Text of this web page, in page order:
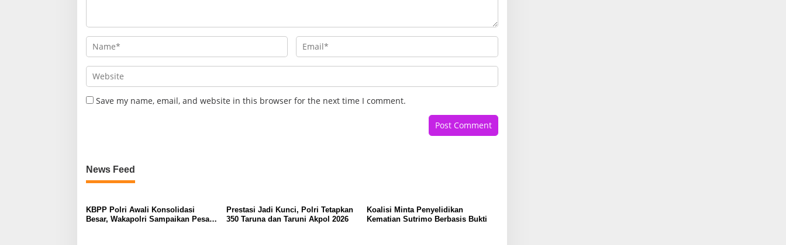
Save my name, email, and website in this browser for the next time I comment.
News Feed
KBPP Polri Awali Konsolidasi
Besar, Wakapolri Sampaikan Pesan
Prestasi Jadi Kunci, Polri Tetapkan
350 Taruna dan Taruni Akpol 2026
Koalisi Minta Penyelidikan
Kematian Sutrimo Berbasis Bukti